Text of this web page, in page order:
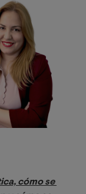
cómo se